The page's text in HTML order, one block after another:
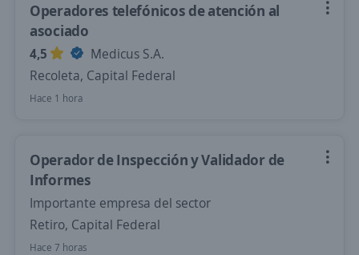
Operadores telefónicos de atención al
asociado
4,5
Medicus S.A.
Recoleta, Capital Federal
Hace 1 hora
Operador de Inspección y Validador de
Informes
Importante empresa del sector
Retiro, Capital Federal
Hace 7 horas